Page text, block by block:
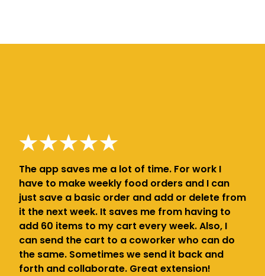
The app saves me a lot of time. For work I
have to make weekly food orders and I can
just save a basic order and add or delete from
it the next week. It saves me from having to
add 60 items to my cart every week. Also, I
can send the cart to a coworker who can do
the same. Sometimes we send it back and
forth and collaborate. Great extension!